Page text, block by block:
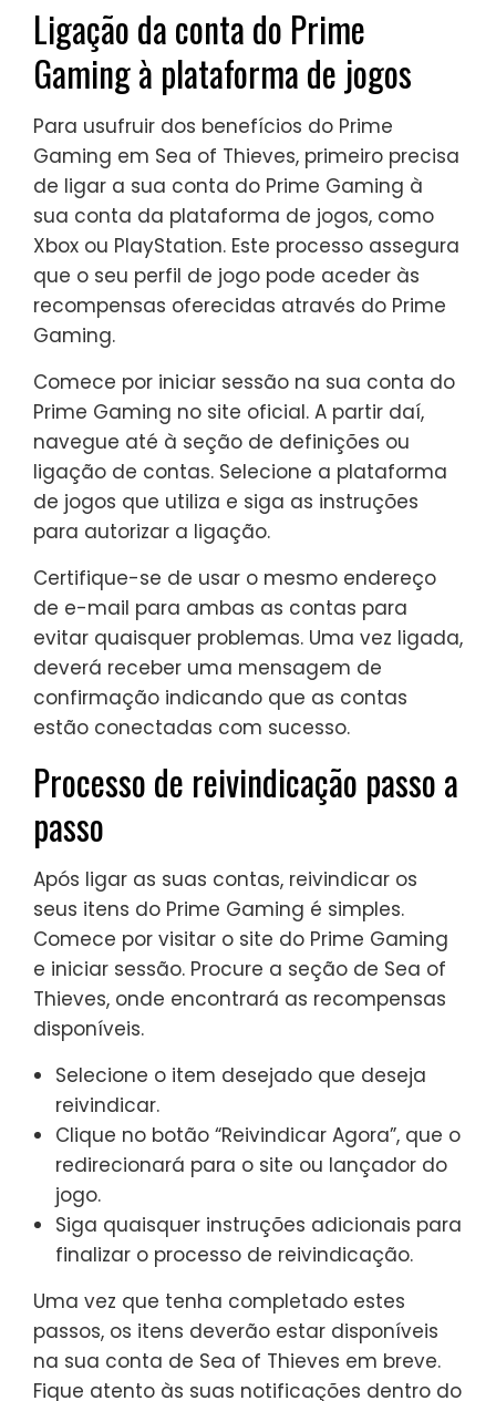
Ligação da conta do Prime
Gaming à plataforma de jogos
Para usufruir dos benefícios do Prime
Gaming em Sea of Thieves, primeiro precisa
de ligar a sua conta do Prime Gaming à
sua conta da plataforma de jogos, como
Xbox ou PlayStation. Este processo assegura
que o seu perfil de jogo pode aceder às
recompensas oferecidas através do Prime
Gaming.
Comece por iniciar sessão na sua conta do
Prime Gaming no site oficial. A partir daí,
navegue até à seção de definições ou
ligação de contas. Selecione a plataforma
de jogos que utiliza e siga as instruções
para autorizar a ligação.
Certifique-se de usar o mesmo endereço
de e-mail para ambas as contas para
evitar quaisquer problemas. Uma vez ligada,
deverá receber uma mensagem de
confirmação indicando que as contas
estão conectadas com sucesso.
Processo de reivindicação passo a
passo
Após ligar as suas contas, reivindicar os
seus itens do Prime Gaming é simples.
Comece por visitar o site do Prime Gaming
e iniciar sessão. Procure a seção de Sea of
Thieves, onde encontrará as recompensas
disponíveis.
Selecione o item desejado que deseja
reivindicar.
Clique no botão “Reivindicar Agora”, que o
redirecionará para o site ou lançador do
jogo.
Siga quaisquer instruções adicionais para
finalizar o processo de reivindicação.
Uma vez que tenha completado estes
passos, os itens deverão estar disponíveis
na sua conta de Sea of Thieves em breve.
Fique atento às suas notificações dentro do